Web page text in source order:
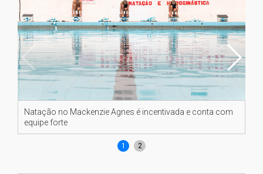
Natação no Mackenzie Agnes é incentivada e conta com
equipe forte
1 2